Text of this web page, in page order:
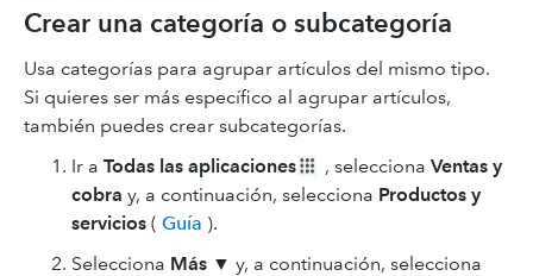
Crear una categoría o subcategoría
Usa categorías para agrupar artículos del mismo tipo.
Si quieres ser más específico al agrupar artículos,
también puedes crear subcategorías.
Ir a Todas las aplicaciones , selecciona Ventas y
cobra y, a continuación, selecciona Productos y
servicios ( Guía ).
Selecciona Más ▼ y, a continuación, selecciona